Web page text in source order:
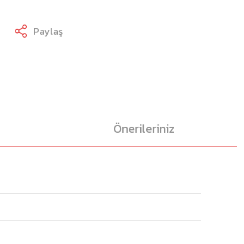
Paylaş
Önerileriniz